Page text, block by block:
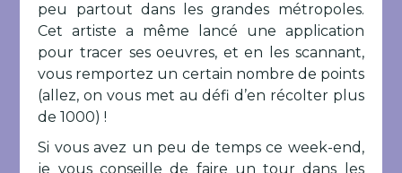
peu partout dans les grandes métropoles.
Cet artiste a même lancé une application
pour tracer ses oeuvres, et en les scannant,
vous remportez un certain nombre de points
(allez, on vous met au défi d’en récolter plus
de 1000) !
Si vous avez un peu de temps ce week-end,
je vous conseille de faire un tour dans les